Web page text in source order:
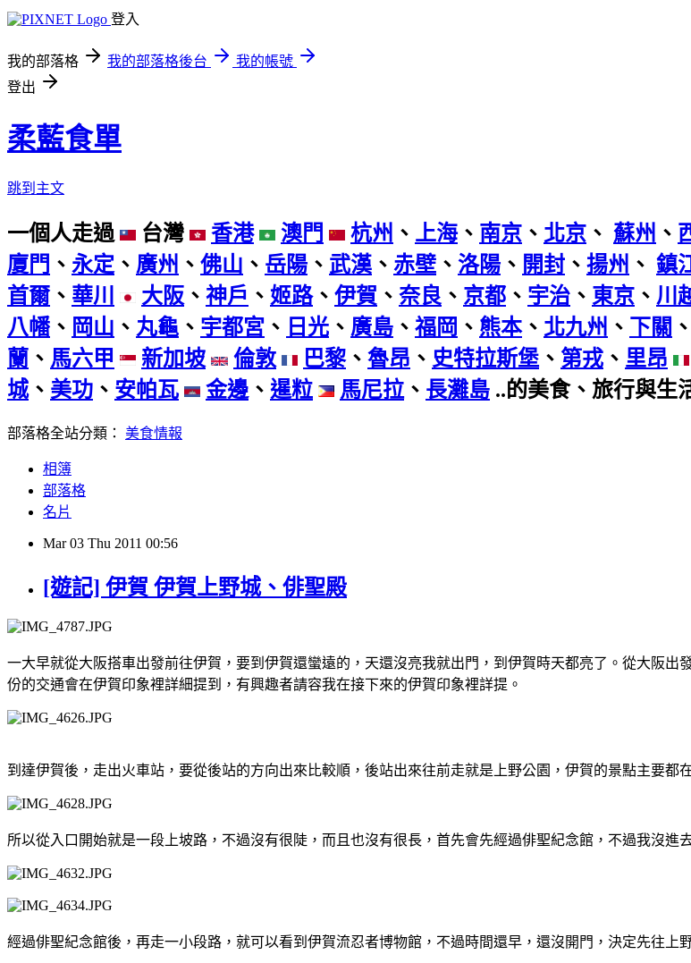
登入
我的部落格 我的部落格後台
我的帳號
登出
柔藍食單
跳到主文
一個人走過 台灣 香港 澳門 杭州 、 上海、 南京 、 北京 、 蘇州 、
廈門 、 永定 、 廣州 、 佛山 、 岳陽 、 武漢 、 赤壁 、 洛陽 、 開封 、 揚州 、 鎮
首爾、 華川 大阪 、 神戶 、 姬路、 伊賀 、 奈良 、 京都 、 宇治 、 東京 、 川
八幡 、 岡山 、 丸龜 、 宇都宮 、 日光 、 廣島 、 福岡 、 熊本、 北九州 、 下關 、
蘭 、 馬六甲 新加坡 倫敦 巴黎、 魯昂 、 史特拉斯堡 、 第戎 、 里昂
城、 美功 、 安帕瓦 金邊 、 暹粒 馬尼拉 、 長灘島 ..的美食、旅行與生
部落格全站分類： 美食情報
相簿
部落格
名片
Mar 03 Thu 2011 00:56
[遊記] 伊賀 伊賀上野城、俳聖殿
一大早就從大阪搭車出發前往伊賀，要到伊賀還蠻遠的，天還沒亮我就出門，到伊賀時天都亮了。從大阪
份的交通會在伊賀印象裡詳細提到，有興趣者請容我在接下來的伊賀印象裡詳提。
到達伊賀後，走出火車站，要從後站的方向出來比較順，後站出來往前走就是上野公園，伊賀的景點主要都
所以從入口開始就是一段上坡路，不過沒有很陡，而且也沒有很長，首先會先經過俳聖紀念館，不過我沒進
經過俳聖紀念館後，再走一小段路，就可以看到伊賀流忍者博物館，不過時間還早，還沒開門，決定先往上